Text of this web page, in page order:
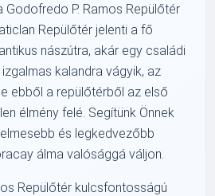
Godofredo P. Ramos Repülőtér
Repülőtér jelenti a fő
nászútra, akár egy családi
kalandra vágyik, az
ebből a repülőtérből az első
élmény felé. Segítünk Önnek
és legkedvezőbb
álma valósággá váljon.
Repülőtér kulcsfontosságú